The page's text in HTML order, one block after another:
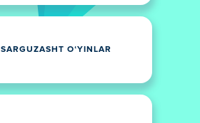
SARGUZASHT OʻYINLAR